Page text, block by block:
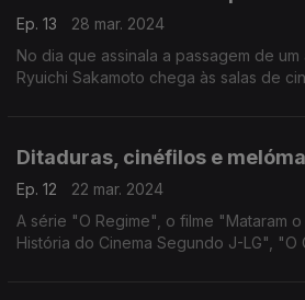
Ep. 13
28 mar. 2024
No dia que assinala a passagem de
Ryuichi Sakamoto chega às salas de
Ditaduras, cinéfilos e
Ep. 12
22 mar. 2024
A série "O Regime", o filme "Mataram
História do Cinema Segundo J-LG", "O